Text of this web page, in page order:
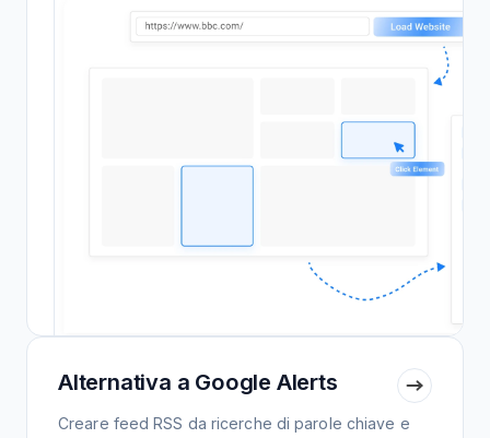
Alternativa a Google Alerts
Creare feed RSS da ricerche di parole chiave e